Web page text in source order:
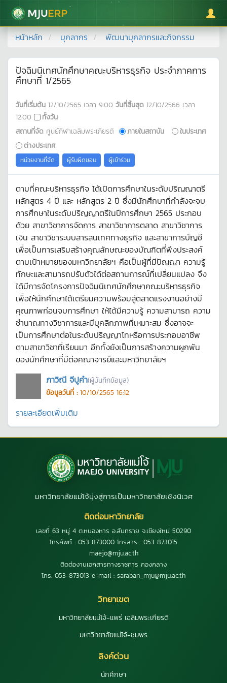
มหาวิทยาลัยแม่โจ้
หน้าหลัก บุคลากร พัฒนาบุคลากรและกิจกรรม
ปัจฉิมนิเทศนักศึกษาคณะบริหารธุรกิจ ประจำภาคการ
ศึกษาที่ 1/2565
วันที่เริ่มต้น 12/10/2565 เวลา 9:00 วันที่สิ้นสุด 12/10/2566 เวลา
12:00
ทั้งวัน
สถานที่จัด ศูนย์กีฬาเฉลิมพระเกียรติ ภายในสถาบัน
ในประเทศ
ต่างประเทศ
หน่วยงานที่จัด ผู้รับผิดชอบ ผู้เข้าร่วม
ตามที่คณะบริหารธุรกิจ ได้เปิดการศึกษาในระดับปริญญาตรี
หลักสูตร 4 ปี และ หลักสูตร 2 ปี ซึ่งมีนักศึกษาที่กำลังจะจบ
การศึกษาในระดับปริญญาตรีในปีการศึกษา 2565 ประกอบ
ด้วย สาขาวิชาการจัดการ สาขาวิชาการตลาด สาขาวิชาการ
เงิน สาขาวิชาระบบสารสนเทศทางธุรกิจ และสาขาการบัญชี
เพื่อเป็นการเสริมสร้างคุณลักษณะของบัณฑิตที่พึงประสงค์
ตามเป้าหมายของมหาวิทยาลัยฯ คือเป็นผู้ที่มีปัญญา ความรู้
ทักษะและสามารถปรับตัวได้ต่อสถานการณ์ที่เปลี่ยนแปลง จึง
ได้มีการจัดโครงการปัจฉิมนิเทศนักศึกษาคณะบริหารธุรกิจ
เพื่อให้นักศึกษาได้เตรียมความพร้อมสู่ตลาดแรงงานอย่างมี
คุณภาพก่อนจบการศึกษา ให้ได้มีความรู้ ความสามารถ ความ
ชำนาญทางวิชาการและมีบุคลิกภาพที่เหมาะสม ซึ่งอาจจะ
เป็นการศึกษาต่อในระดับปริญญาโทหรือการประกอบอาชีพ
ตามสาขาวิชาที่เรียนมา อีกทั้งยังเป็นการสร้างความผูกพัน
ของนักศึกษาที่มีต่อคณาจารย์และมหาวิทยาลัยฯ
ภาวิณี จีปูคำ(ผู้บันทึกข้อมูล)
ข้อมูลวันที่ : 10/10/2565 16:12
รายละเอียดเพิ่มเติม
มหาวิทยาลัยแม่โจ้มุ่งสู่การเป็นมหาวิทยาลัยเชิงนิเวศ
ติดต่อมหาวิทยาลัย
เลขที่ 63 หมู่ 4 ต.หนองหาร อ.สันทราย จ.เชียงใหม่ 50290
โทรศัพท์ : 053 873000 โทรสาร : 053 873015
maejo@mju.ac.th
ติดต่องานเอกสารทางราชการ กองกลาง
โทร. 053-873013 e-mail : saraban_mju@mju.ac.th
วิทยาเขต
มหาวิทยาลัยแม่โจ้-แพร่ เฉลิมพระเกียรติ
มหาวิทยาลัยแม่โจ้-ชุมพร
ลิงค์ด่วน
นักศึกษา